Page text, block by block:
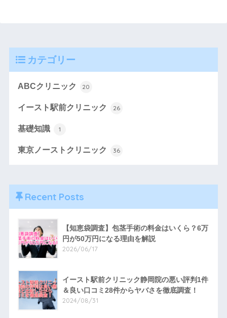
カテゴリー
ABCクリニック 20
イースト駅前クリニック 26
基礎知識 1
東京ノーストクリニック 36
Recent Posts
【知恵袋調査】包茎手術の料金はいくら？6万
円が50万円になる理由を解説
2026/06/17
イースト駅前クリニック静岡院の悪い評判1件
＆良い口コミ28件からヤバさを徹底調査！
2024/08/31